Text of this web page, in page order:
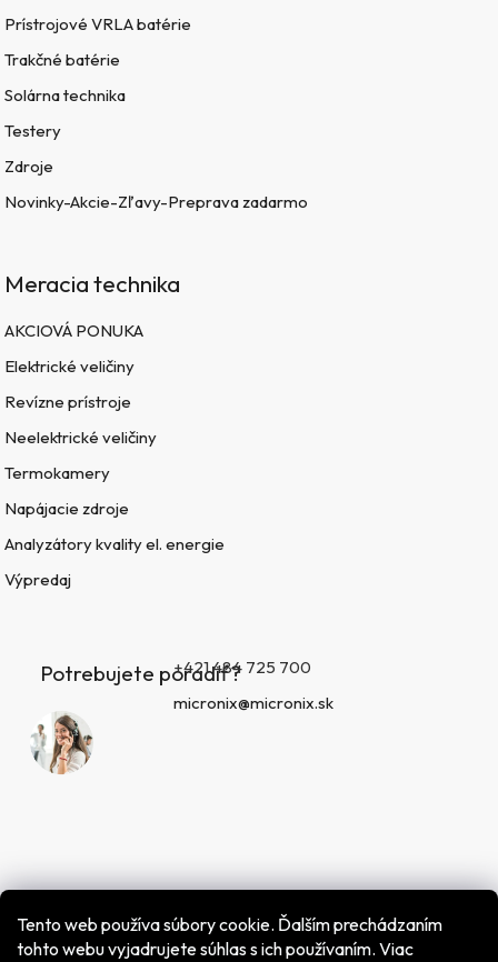
Tento web používa súbory cookie. Ďalším prechádzaním
tohto webu vyjadrujete súhlas s ich používaním. Viac
Prístrojové VRLA batérie
Trakčné batérie
Solárna technika
Testery
Zdroje
Novinky-Akcie-Zľavy-Preprava zadarmo
Meracia technika
AKCIOVÁ PONUKA
Elektrické veličiny
Revízne prístroje
Neelektrické veličiny
Termokamery
Napájacie zdroje
Analyzátory kvality el. energie
Výpredaj
Potrebujete poradiť?+421 484 725 700
micronix@micronix.sk